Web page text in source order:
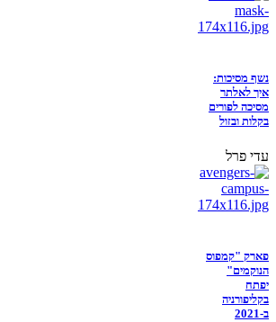
נשף מסיכות:
איך לאלתר
מסיכה לפורים
בקלות ובזול
עדי פרל
פארק "קמפוס
הנוקמים"
יפתח
בקליפורניה
ב-2021